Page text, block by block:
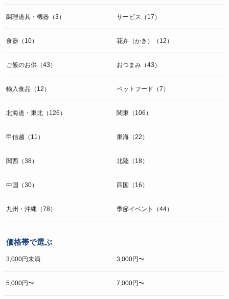
調理道具・機器（3） サービス（17）
食器（10） 花卉（かき）（12）
ご飯のお供（43） おつまみ（43）
輸入食品（12） ペットフード（7）
北海道・東北（126） 関東（106）
甲信越（11） 東海（22）
関西（38） 北陸（18）
中国（30） 四国（16）
九州・沖縄（78） 季節イベント（44）
価格帯で選ぶ
3,000円未満 3,000円〜
5,000円〜 7,000円〜